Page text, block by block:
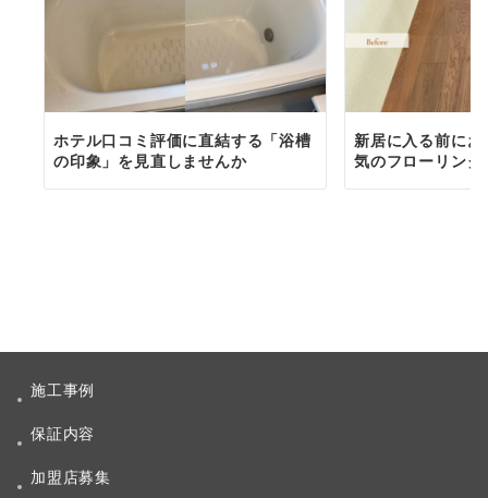
ホテル口コミ評価に直結する「浴槽
の印象」を見直しませんか
新居に入る前に
気のフローリン
施工事例
保証内容
加盟店募集